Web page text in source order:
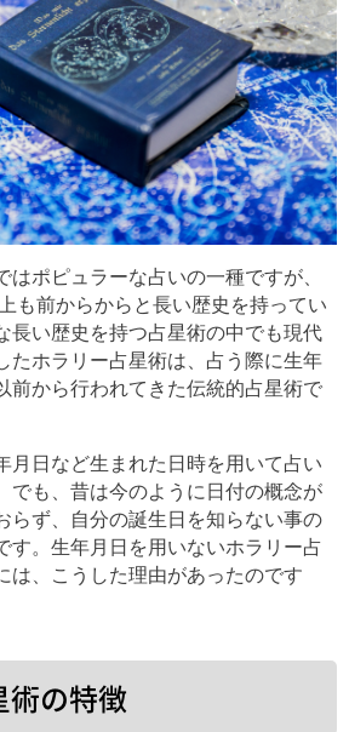
はポピュラーな占いの一種ですが、
も前からからと長い歴史を持ってい
長い歴史を持つ占星術の中でも現代
たホラリー占星術は、占う際に生年
前から行われてきた伝統的占星術で
月日など生まれた日時を用いて占い
でも、昔は今のように日付の概念が
らず、自分の誕生日を知らない事の
す。生年月日を用いないホラリー占
は、こうした理由があったのです
術の特徴